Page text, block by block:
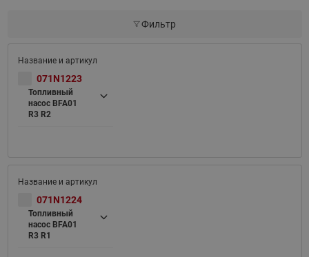
Фильтр
071N1223
Топливный
насос BFA01
R3 R2
071N1224
Топливный
насос BFA01
R3 R1